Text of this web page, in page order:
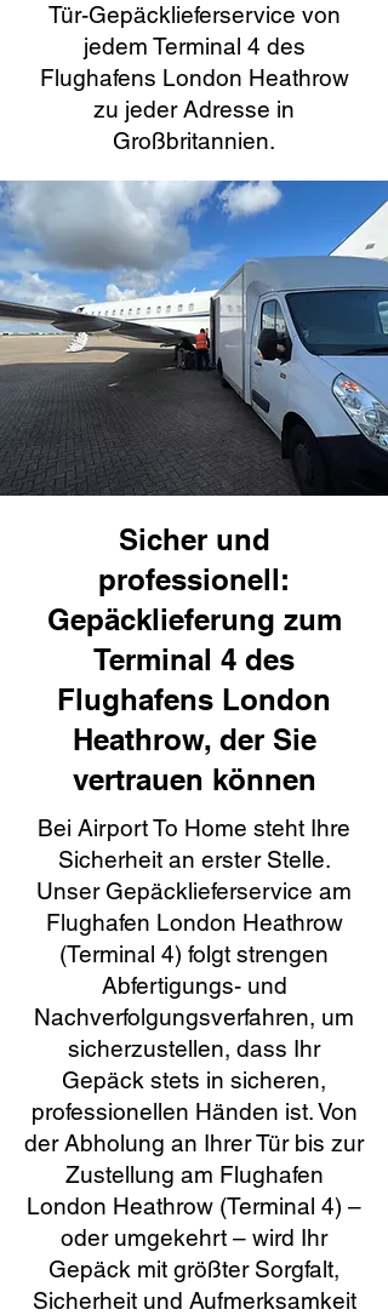
Tür-Gepäcklieferservice von
jedem Terminal 4 des
Flughafens London Heathrow
zu jeder Adresse in
Großbritannien.
Sicher und
professionell:
Gepäcklieferung zum
Terminal 4 des
Flughafens London
Heathrow, der Sie
vertrauen können
Bei Airport To Home steht Ihre
Sicherheit an erster Stelle.
Unser Gepäcklieferservice am
Flughafen London Heathrow
(Terminal 4) folgt strengen
Abfertigungs- und
Nachverfolgungsverfahren, um
sicherzustellen, dass Ihr
Gepäck stets in sicheren,
professionellen Händen ist. Von
der Abholung an Ihrer Tür bis zur
Zustellung am Flughafen
London Heathrow (Terminal 4) –
oder umgekehrt – wird Ihr
Gepäck mit größter Sorgfalt,
Sicherheit und Aufmerksamkeit